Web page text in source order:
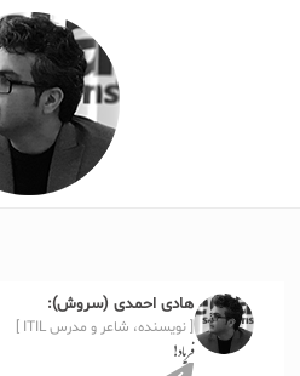
هادی احمدی (سروش):
[ نویسنده، شاعر و مدرس ITIL ]
فریاد!